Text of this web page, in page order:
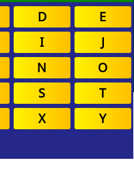
D
E
I
J
N
O
S
T
X
Y